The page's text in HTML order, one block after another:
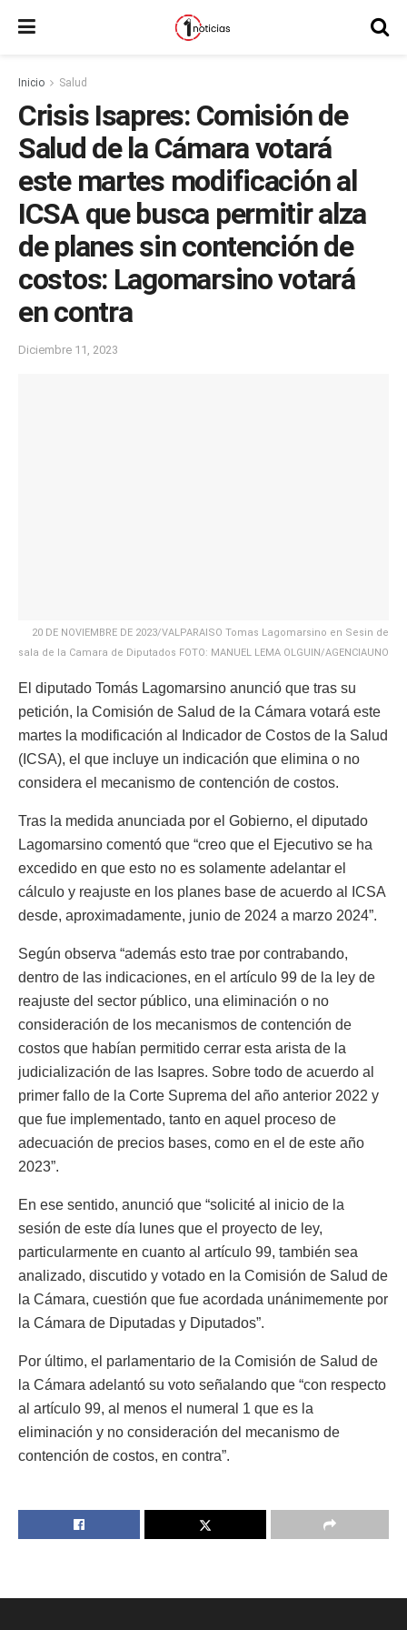
Inicio Salud
Crisis Isapres: Comisión de
Salud de la Cámara votará
este martes modificación al
ICSA que busca permitir alza
de planes sin contención de
costos: Lagomarsino votará
en contra
Diciembre 11, 2023
20 DE NOVIEMBRE DE 2023/VALPARAISO Tomas Lagomarsino en Sesin de
sala de la Camara de Diputados FOTO: MANUEL LEMA OLGUIN/AGENCIAUNO
El diputado Tomás Lagomarsino anunció que tras su
petición, la Comisión de Salud de la Cámara votará este
martes la modificación al Indicador de Costos de la Salud
(ICSA), el que incluye un indicación que elimina o no
considera el mecanismo de contención de costos.
Tras la medida anunciada por el Gobierno, el diputado
Lagomarsino comentó que “creo que el Ejecutivo se ha
excedido en que esto no es solamente adelantar el
cálculo y reajuste en los planes base de acuerdo al ICSA
desde, aproximadamente, junio de 2024 a marzo 2024”.
Según observa “además esto trae por contrabando,
dentro de las indicaciones, en el artículo 99 de la ley de
reajuste del sector público, una eliminación o no
consideración de los mecanismos de contención de
costos que habían permitido cerrar esta arista de la
judicialización de las Isapres. Sobre todo de acuerdo al
primer fallo de la Corte Suprema del año anterior 2022 y
que fue implementado, tanto en aquel proceso de
adecuación de precios bases, como en el de este año
2023”.
En ese sentido, anunció que “solicité al inicio de la
sesión de este día lunes que el proyecto de ley,
particularmente en cuanto al artículo 99, también sea
analizado, discutido y votado en la Comisión de Salud de
la Cámara, cuestión que fue acordada unánimemente por
la Cámara de Diputadas y Diputados”.
Por último, el parlamentario de la Comisión de Salud de
la Cámara adelantó su voto señalando que “con respecto
al artículo 99, al menos el numeral 1 que es la
eliminación y no consideración del mecanismo de
contención de costos, en contra”.